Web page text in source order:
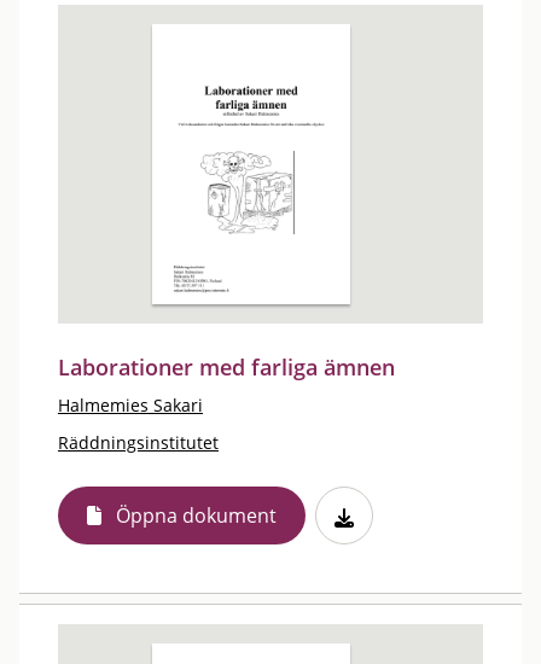
Laborationer med farliga ämnen
Halmemies Sakari
Räddningsinstitutet
Öppna dokument